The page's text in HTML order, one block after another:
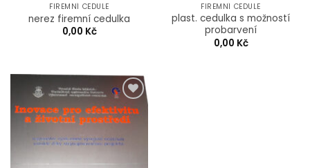
FIREMNÍ CEDULE
nerez firemní cedulka
0,00 Kč
FIREMNÍ CEDULE
plast. cedulka s možností
probarvení
0,00 Kč
Add to
Wishlist